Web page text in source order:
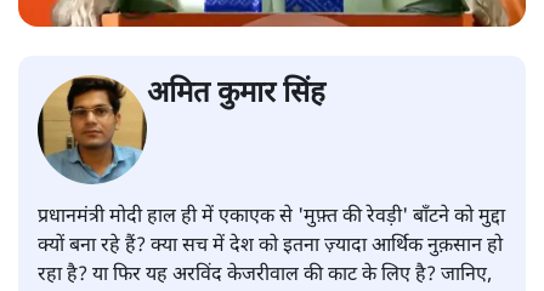
अमित कुमार सिंह
प्रधानमंत्री मोदी हाल ही में एकाएक से 'मुफ़्त की रेवड़ी' बाँटने को मुद्दा
क्यों बना रहे हैं? क्या सच में देश को इतना ज़्यादा आर्थिक नुक़सान हो
रहा है? या फिर यह अरविंद केजरीवाल की काट के लिए है? जानिए,